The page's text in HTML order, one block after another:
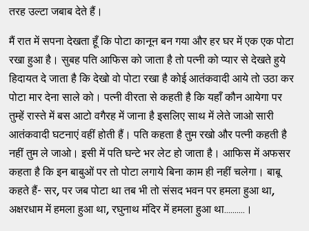
तरह उल्टा जबाब देते हैं।
मैं रात में सपना देखता हूँ कि पोटा कानून बन गया और हर घर में एक एक पोटा
रखा हुआ है। सुबह पति आफिस को जाता है तो पत्नी को प्यार से देखते हुये
हिदायत दे जाता है कि देखो वो पोटा रखा है कोई आतंकवादी आये तो उठा कर
पोटा मार देना साले को। पत्नी वीरता से कहती है कि यहाँ कौन आयेगा पर
तुम्हें रास्ते में बस आटो वगैरह में जाना है इसलिए साथ में लेते जाओ सारी
आतंकवादी घटनाएं वहीं होती हैं। पति कहता है तुम रखो और पत्नी कहती है
नहीं तुम ले जाओ। इसी में पति घन्टे भर लेट हो जाता है। आफिस में अफसर
कहता है कि इन बाबुओं पर तो पोटा लगाये बिना काम ही नहीं चलेगा। बाबू
कहते हैं- सर,पर जब पोटा था तब भी तो संसद भवन पर हमला हुआ था,
अक्षरधाम में हमला हुआ था,रघुनाथ मंदिर में हमला हुआ था..........।